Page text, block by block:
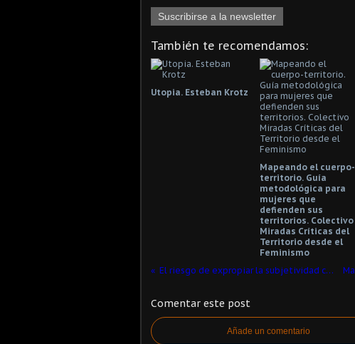
Suscribirse a la newsletter
También te recomendamos:
Utopia. Esteban Krotz
Mapeando el cuerpo-
territorio. Guía
metodológica para
mujeres que
defienden sus
territorios. Colectivo
Miradas Críticas del
Territorio desde el
Feminismo
El riesgo de expropiar la subjetividad como dilema ético al investigar la diversidad sexual. Juan Guillermo Figueroa Perea
Comentar este post
Añade un comentario